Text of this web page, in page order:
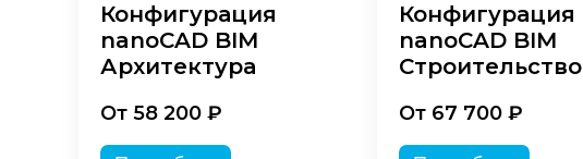
Конфигурация
nanoCAD BIM
Архитектура
От 58 200 ₽
Конфигурация
nanoCAD BIM
Строительство
От 67 700 ₽